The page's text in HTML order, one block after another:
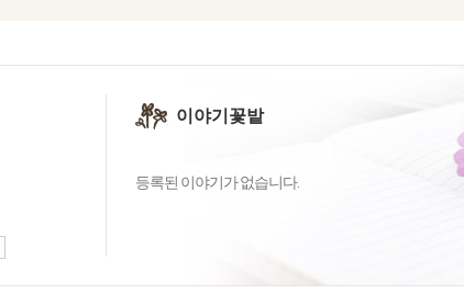
이야기꽃밭
등록된 이야기가 없습니다.